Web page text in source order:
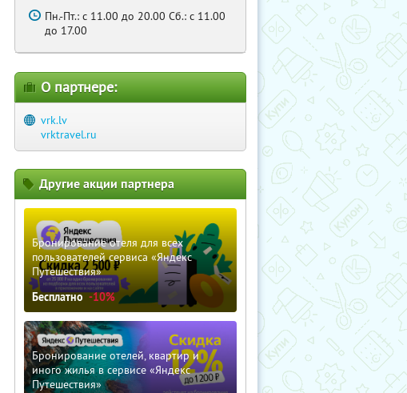
Пн.-Пт.: с 11.00 до 20.00 Сб.: с 11.00
до 17.00
О партнере:
vrk.lv
vrktravel.ru
Другие акции партнера
Бронирование отеля для всех
пользователей сервиса «Яндекс
Путешествия»
Бесплатно -10%
Бронирование отелей, квартир и
иного жилья в сервисе «Яндекс
Путешествия»